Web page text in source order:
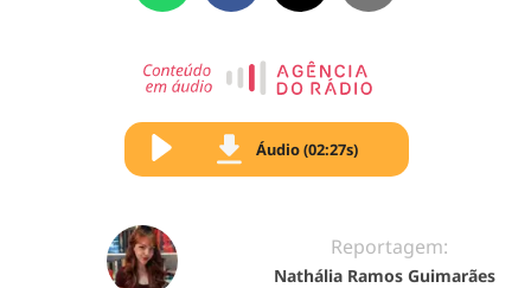
Áudio (02:27s)
Reportagem:
Nathália Ramos Guimarães